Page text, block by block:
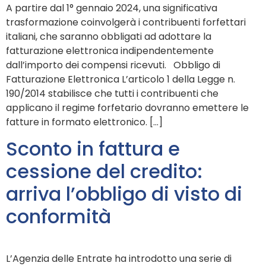
A partire dal 1° gennaio 2024, una significativa
trasformazione coinvolgerà i contribuenti forfettari
italiani, che saranno obbligati ad adottare la
fatturazione elettronica indipendentemente
dall’importo dei compensi ricevuti. Obbligo di
Fatturazione Elettronica L’articolo 1 della Legge n.
190/2014 stabilisce che tutti i contribuenti che
applicano il regime forfetario dovranno emettere le
fatture in formato elettronico. […]
Sconto in fattura e
cessione del credito:
arriva l’obbligo di visto di
conformità
L’Agenzia delle Entrate ha introdotto una serie di